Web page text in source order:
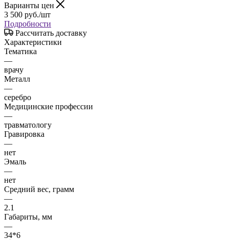
Варианты цен
3 500 руб./шт
Подробности
Рассчитать доставку
Характеристики
Тематика
—
врачу
Металл
—
серебро
Медицинские профессии
—
травматологу
Гравировка
—
нет
Эмаль
—
нет
Средний вес, грамм
—
2.1
Габариты, мм
—
34*6